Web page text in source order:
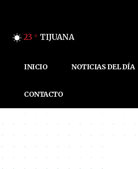
23 C TIJUANA
INICIO NOTICIAS DEL DÍA
CONTACTO